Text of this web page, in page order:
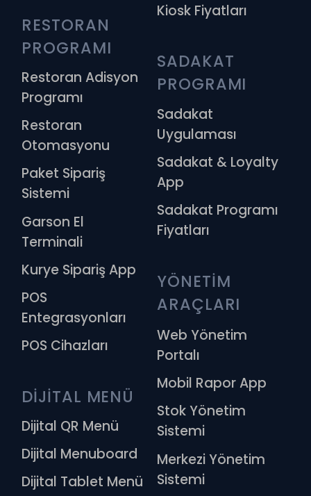
RESTORAN
PROGRAMI
Restoran Adisyon
Programı
Restoran
Otomasyonu
Paket Sipariş
Sistemi
Garson El
Terminali
Kurye Sipariş App
POS
Entegrasyonları
POS Cihazları
DİJİTAL MENÜ
Dijital QR Menü
Dijital Menuboard
Dijital Tablet Menü
Kiosk Fiyatları
SADAKAT
PROGRAMI
Sadakat
Uygulaması
Sadakat & Loyalty
App
Sadakat Programı
Fiyatları
YÖNETİM
ARAÇLARI
Web Yönetim
Portalı
Mobil Rapor App
Stok Yönetim
Sistemi
Merkezi Yönetim
Sistemi